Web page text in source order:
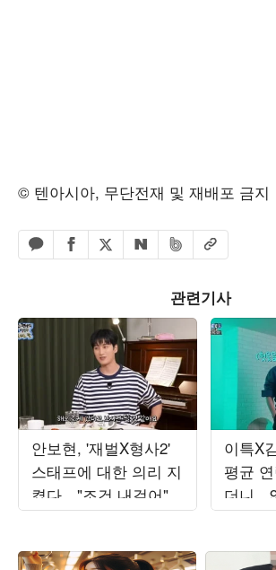
© 텐아시아, 무단전재 및 재배포 금지
카카오톡 공유하기
페이스북 공유하기
엑스 공유하기
네이버 공유하기
밴드 공유하기
URL복사
관련기사
안보현, '재벌X형사2'
스태프에 대한 의리 지
켰다…"조건 내걸어"
상남자 면모 ('목요일
이특X
평균
더니
해석 ('